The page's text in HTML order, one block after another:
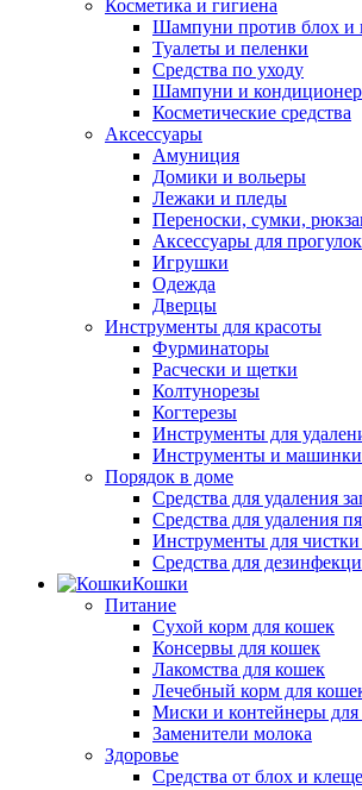
Косметика и гигиена
Шампуни против блох и
Туалеты и пеленки
Средства по уходу
Шампуни и
Косметические средства
Аксессуары
Амуниция
Домики и вольеры
Лежаки и пледы
Переноски, сумки,
Аксессуары для прогулок
Игрушки
Одежда
Дверцы
Инструменты для красоты
Фурминаторы
Расчески и щетки
Колтунорезы
Когтерезы
Инструменты для
Инструменты и машинки
Порядок в доме
Средства для удаления
Средства для удаления
Инструменты для
Средства для
Кошки
Питание
Сухой корм для кошек
Консервы для кошек
Лакомства для кошек
Лечебный корм для
Миски и контейнеры для
Заменители молока
Здоровье
Средства от блох и